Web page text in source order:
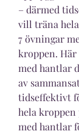
– därmed
vill träna
7 övningar
kroppen.
med hantlar
av
tidseffektivt
hela kroppen
med hantlar